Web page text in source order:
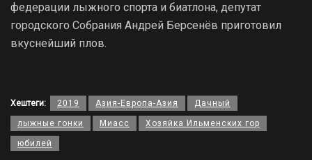
федерации лыжного спорта и биатлона, депутат
городского Собрания Андрей Берсенёв приготовил
вкуснейший плов.
Хештеги: 2019 Азия-Европа-Азия Дачный
лыжные гонки Миасс Хозяйка Ильменских гор
юбилей